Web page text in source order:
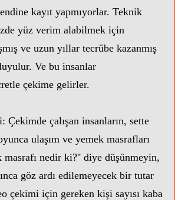
kayıt yapmıyorlar. Teknik
yüz verim alabilmek için
ve uzun yıllar tecrübe kazanmış
Ve bu insanlar
çekime gelirler.
Çekimde çalışan insanların, sette
ulaşım ve yemek masrafları
masrafı nedir ki?'' diye düşünmeyin,
göz ardı edilemeyecek bir tutar
çekimi için gereken kişi sayısı kaba